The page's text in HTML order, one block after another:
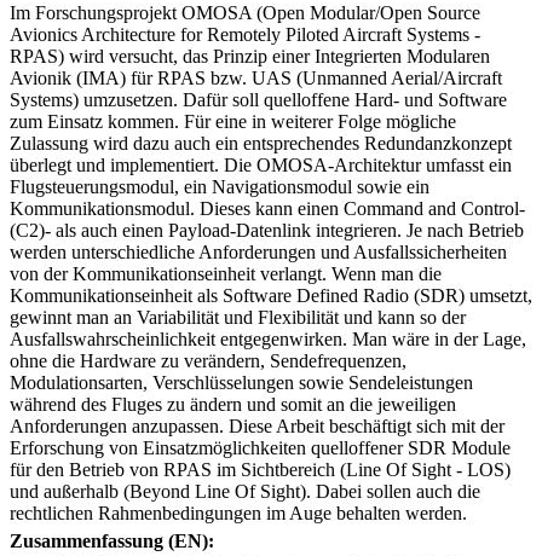
Im Forschungsprojekt OMOSA (Open Modular/Open Source
Avionics Architecture for Remotely Piloted Aircraft Systems -
RPAS) wird versucht, das Prinzip einer Integrierten Modularen
Avionik (IMA) für RPAS bzw. UAS (Unmanned Aerial/Aircraft
Systems) umzusetzen. Dafür soll quelloffene Hard- und Software
zum Einsatz kommen. Für eine in weiterer Folge mögliche
Zulassung wird dazu auch ein entsprechendes Redundanzkonzept
überlegt und implementiert. Die OMOSA-Architektur umfasst ein
Flugsteuerungsmodul, ein Navigationsmodul sowie ein
Kommunikationsmodul. Dieses kann einen Command and Control-
(C2)- als auch einen Payload-Datenlink integrieren. Je nach Betrieb
werden unterschiedliche Anforderungen und Ausfallssicherheiten
von der Kommunikationseinheit verlangt. Wenn man die
Kommunikationseinheit als Software Defined Radio (SDR) umsetzt,
gewinnt man an Variabilität und Flexibilität und kann so der
Ausfallswahrscheinlichkeit entgegenwirken. Man wäre in der Lage,
ohne die Hardware zu verändern, Sendefrequenzen,
Modulationsarten, Verschlüsselungen sowie Sendeleistungen
während des Fluges zu ändern und somit an die jeweiligen
Anforderungen anzupassen. Diese Arbeit beschäftigt sich mit der
Erforschung von Einsatzmöglichkeiten quelloffener SDR Module
für den Betrieb von RPAS im Sichtbereich (Line Of Sight - LOS)
und außerhalb (Beyond Line Of Sight). Dabei sollen auch die
rechtlichen Rahmenbedingungen im Auge behalten werden.
Zusammenfassung (EN):